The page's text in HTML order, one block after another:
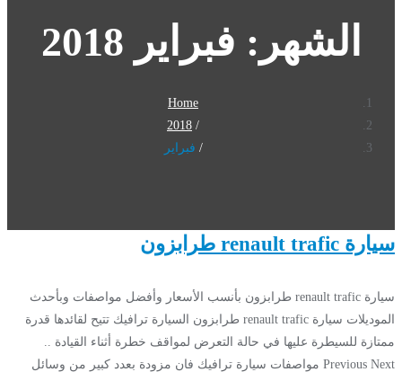
الشهر: فبراير 2018
Home
2018
فبراير
سيارة renault trafic طرابزون
سيارة renault trafic طرابزون بأنسب الأسعار وأفضل مواصفات وبأحدث
الموديلات سيارة renault trafic طرابزون السيارة ترافيك تتيح لقائدها قدرة
ممتازة للسيطرة عليها في حالة التعرض لمواقف خطرة أثناء القيادة ..
Previous Next مواصفات سيارة ترافيك فان مزودة بعدد كبير من وسائل